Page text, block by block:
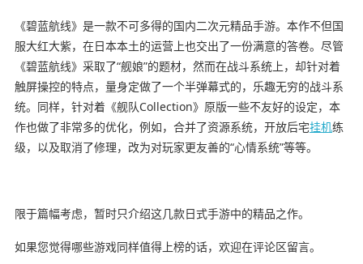
《碧蓝航线》是一款不可多得的国内二次元精品手游。本作不但国
服大红大紫，在日本本土的运营上也交出了一份满意的答卷。尽管
《碧蓝航线》采取了“舰娘”的题材，然而在战斗系统上，却针对着
触屏操控的特点，量身定做了一个半弹幕式的，乐趣无穷的战斗系
统。同样，针对着《舰队Collection》原版一些不友好的设定，本
作也做了非常多的优化，例如，合并了资源系统，开放后宅挂机练
级，以及取消了修理，改为对玩家更友善的“心情系统”等等。
限于篇幅考虑，暂时只介绍这几款日式手游中的精品之作。
如果您觉得哪些游戏同样值得上榜的话，欢迎在评论区留言。